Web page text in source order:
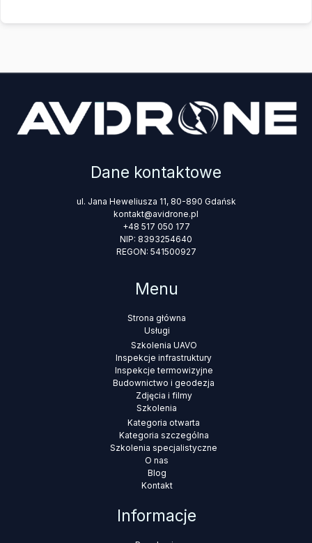
Dane kontaktowe
ul. Jana Heweliusza 11, 80-890 Gdańsk
kontakt@avidrone.pl
+48 517 050 177
NIP: 8393254640
REGON: 541500927
Menu
Strona główna
Usługi
Szkolenia UAVO
Inspekcje infrastruktury
Inspekcje termowizyjne
Budownictwo i geodezja
Zdjęcia i filmy
Szkolenia
Kategoria otwarta
Kategoria szczególna
Szkolenia specjalistyczne
O nas
Blog
Kontakt
Informacje